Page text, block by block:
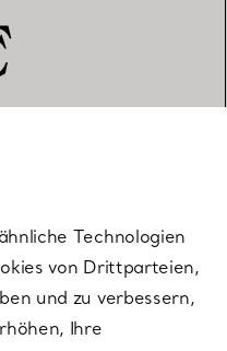
Technologien
von Drittparteien,
und zu verbessern,
Ihre